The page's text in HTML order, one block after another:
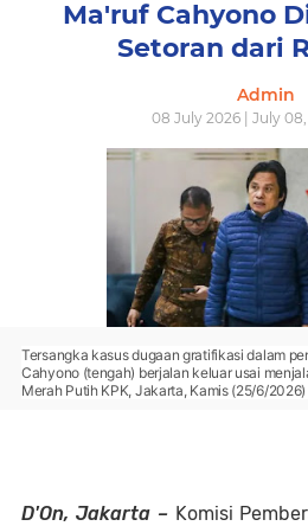
Ma'ruf Cahyono
Setoran dari
Admin
08 July 2026 | July
Tersangka kasus dugaan gratifikasi dalam
Cahyono (tengah) berjalan keluar usai
Merah Putih KPK, Jakarta, Kamis (25/6/
D'On, Jakarta–Komisi